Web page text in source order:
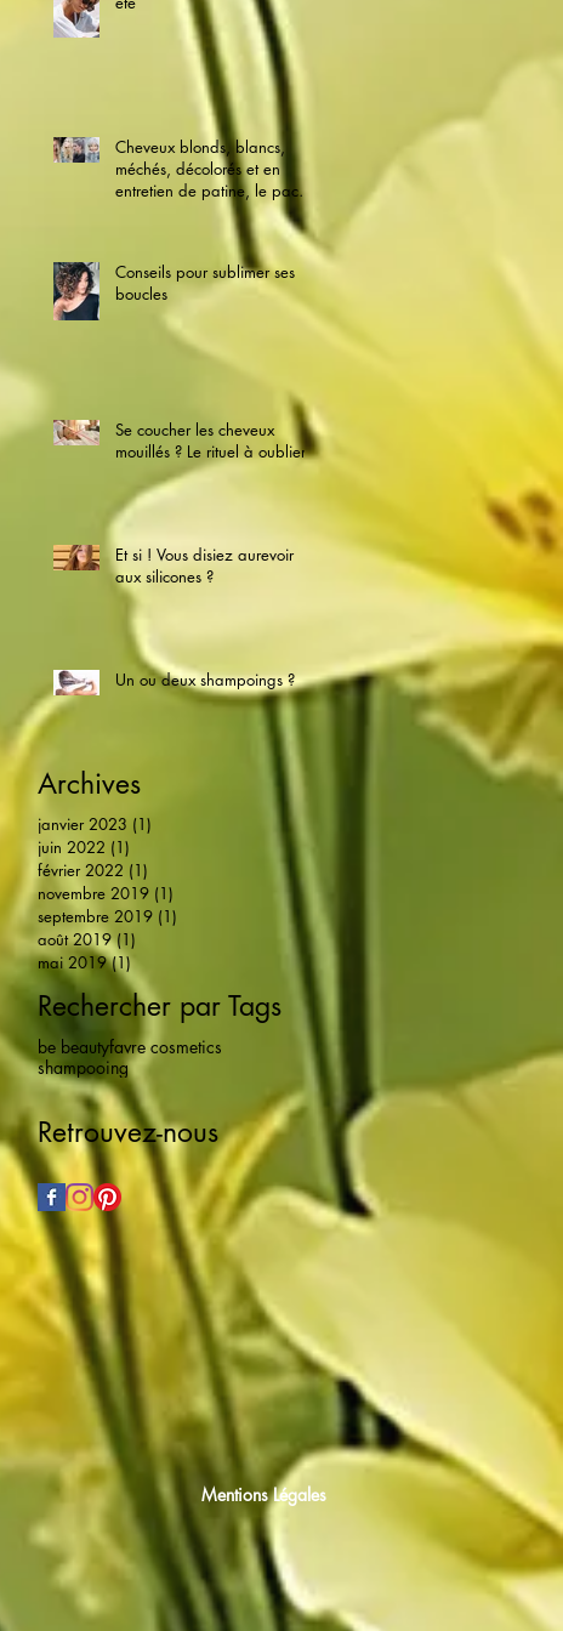
Cheveux blonds, blancs,
méchés, décolorés et en
entretien de patine, le pack
Conseils pour sublimer ses
boucles
Se coucher les cheveux
mouillés ? Le rituel à oublier !
Et si ! Vous disiez aurevoir
aux silicones ?
Un ou deux shampoings ?
Archives
janvier 2023 (1)
juin 2022 (1)
février 2022 (1)
novembre 2019 (1)
septembre 2019 (1)
août 2019 (1)
mai 2019 (1)1 post
Rechercher par Tags
be beautyfavre cosmetics
shampooing
Retrouvez-nous
Mentions Légales